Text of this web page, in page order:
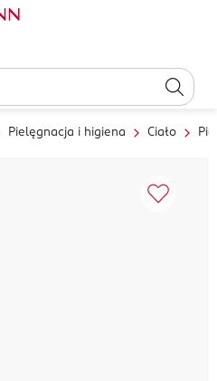
Pielęgnacja i higiena Ciało